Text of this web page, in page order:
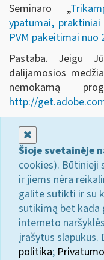
Seminaro „
ypatumai,
PVM pakeitimai nuo
Pastaba. Jeigu
dalijamosios
nemokamą
http://
Šioje svetainėje
cookies). Būtinieji
ir jiems nėra
galite sutikti ir su
sutikimą bet kada
interneto
įrašytus slapukus.
politika;